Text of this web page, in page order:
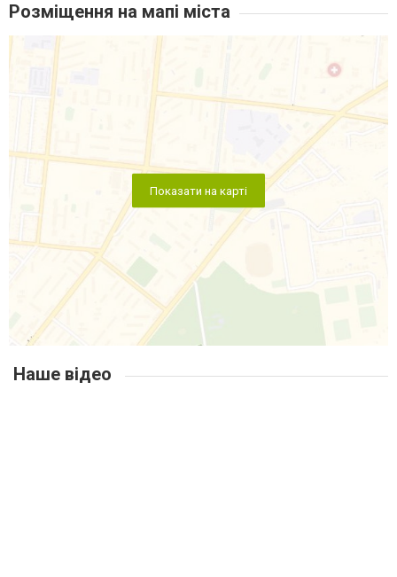
Розміщення на мапі міста
Показати на карті
Наше відео